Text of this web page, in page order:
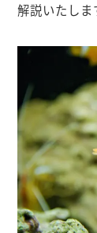
解説いたしま